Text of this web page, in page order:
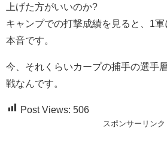
上げた方がいいのか?
キャンプでの打撃成績を見ると、1
本音です。
今、それくらいカープの捕手の選手
戦なんです。
Post Views: 506
スポンサーリンク